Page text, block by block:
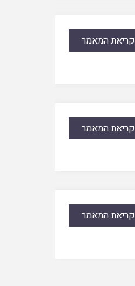
קריאת המאמר
קריאת המאמר
קריאת המאמר